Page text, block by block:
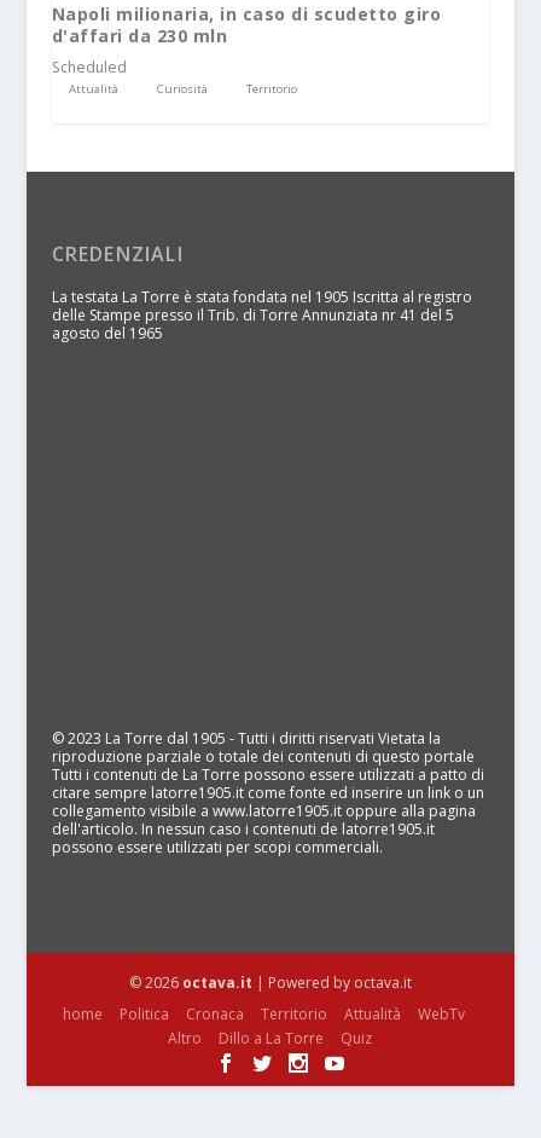
Napoli milionaria, in caso di scudetto giro
d'affari da 230 mln
Scheduled
Attualità Curiosità Territorio
CREDENZIALI
La testata La Torre è stata fondata nel 1905 Iscritta al registro
delle Stampe presso il Trib. di Torre Annunziata nr 41 del 5
agosto del 1965
© 2023 La Torre dal 1905 - Tutti i diritti riservati Vietata la
riproduzione parziale o totale dei contenuti di questo portale
Tutti i contenuti de La Torre possono essere utilizzati a patto di
citare sempre latorre1905.it come fonte ed inserire un link o un
collegamento visibile a www.latorre1905.it oppure alla pagina
dell'articolo. In nessun caso i contenuti de latorre1905.it
possono essere utilizzati per scopi commerciali.
© 2026 octava.it | Powered by octava.it
home
Politica Cronaca Territorio Attualità
WebTv
Altro
Dillo a La Torre Quiz